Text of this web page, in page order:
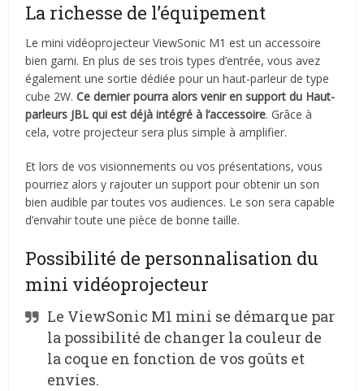
La richesse de l’équipement
Le mini vidéoprojecteur ViewSonic M1 est un accessoire
bien garni. En plus de ses trois types d’entrée, vous avez
également une sortie dédiée pour un haut-parleur de type
cube 2W. Ce dernier pourra alors venir en support du Haut-
parleurs JBL qui est déjà intégré à l’accessoire. Grâce à
cela, votre projecteur sera plus simple à amplifier.
Et lors de vos visionnements ou vos présentations, vous
pourriez alors y rajouter un support pour obtenir un son
bien audible par toutes vos audiences. Le son sera capable
d’envahir toute une pièce de bonne taille.
Possibilité de personnalisation du
mini vidéoprojecteur
Le ViewSonic M1 mini se démarque par
la possibilité de changer la couleur de
la coque en fonction de vos goûts et
envies.